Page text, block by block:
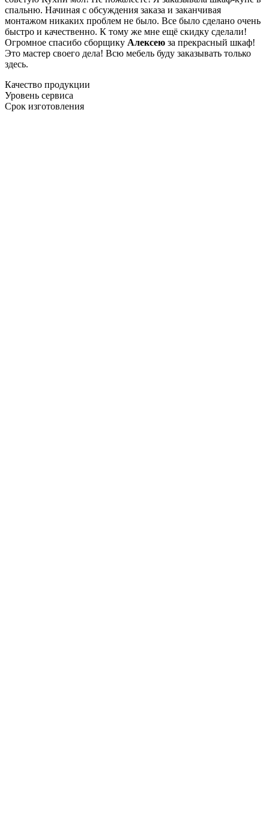
спальню. Начиная с обсуждения заказа и заканчивая
монтажом никаких проблем не было. Все было сделано очень
быстро и качественно. К тому же мне ещё скидку сделали!
Огромное спасибо сборщику Алексею за прекрасный шкаф!
Это мастер своего дела! Всю мебель буду заказывать только
здесь.
Качество продукции
Уровень сервиса
Срок изготовления